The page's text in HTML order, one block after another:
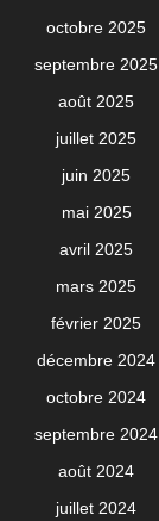
octobre 2025
septembre 2025
août 2025
juillet 2025
juin 2025
mai 2025
avril 2025
mars 2025
février 2025
décembre 2024
octobre 2024
septembre 2024
août 2024
juillet 2024